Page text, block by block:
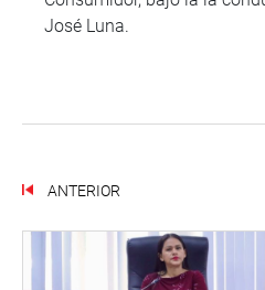
José Luna.
ANTERIOR